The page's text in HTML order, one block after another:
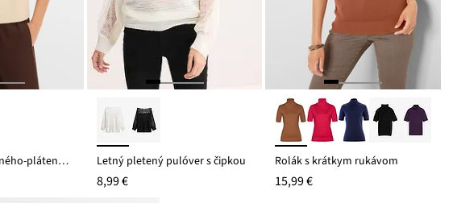
Pulóver z bavlneného-pláteného mixu Letný pletený pulóver s čipkou
8,99 €
Rolák s krátkym rukávom
15,99 €